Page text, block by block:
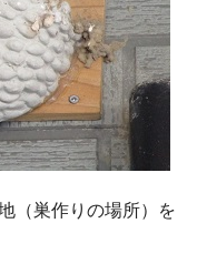
（巣作りの場所）を